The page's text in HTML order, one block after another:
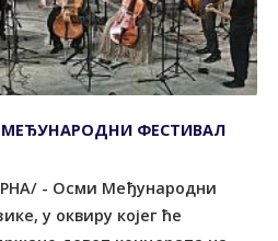
ФЕСТИВАЛ
- Осми Међународни
у оквиру којег ће